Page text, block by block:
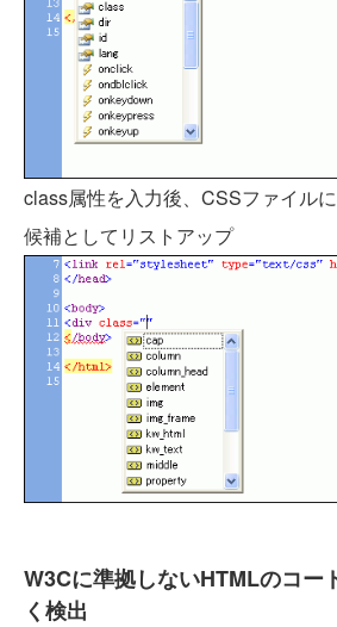
class属性を入力後、CSSファイル
候補としてリストアップ
W3Cに準拠しないHTMLのコー
く検出